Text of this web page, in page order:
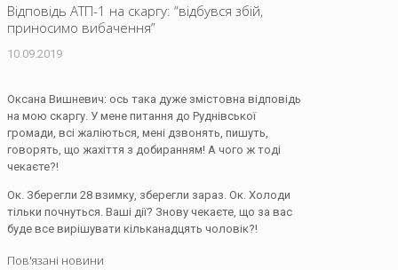
Відповідь АТП-1 на скаргу: “відбувся збій,
приносимо вибачення”
10.09.2019
Оксана Вишневич: ось така дуже змістовна відповідь
на мою скаргу. У мене питання до Руднівської
громади, всі жаліються, мені дзвонять, пишуть,
говорять, що жахіття з добиранням! А чого ж тоді
чекаєте?!
Ок. Зберегли 28 взимку, зберегли зараз. Ок. Холоди
тільки почнуться. Ваші дії? Знову чекаєте, що за вас
буде все вирішувати кільканадцять чоловік?!
Пов'язані новини